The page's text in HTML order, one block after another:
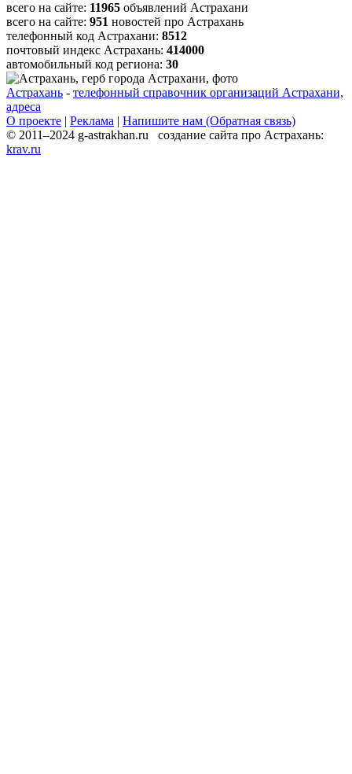
всего на сайте: 11965 объявлений Астрахани
всего на сайте: 951 новостей про Астрахань
телефонный код Астрахани: 8512
почтовый индекс Астрахань: 414000
автомобильный код региона: 30
Астрахань - телефонный справочник организаций Астрахани,
адреса
О проекте | Реклама | Напишите нам (Обратная связь)
© 2011–2024 g-astrakhan.ru создание сайта про Астрахань:
krav.ru